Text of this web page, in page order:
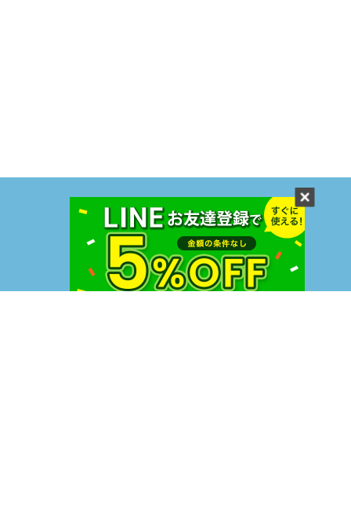
度付きスポーツサングラスの通販ならAutos,Inc
〒918-8016